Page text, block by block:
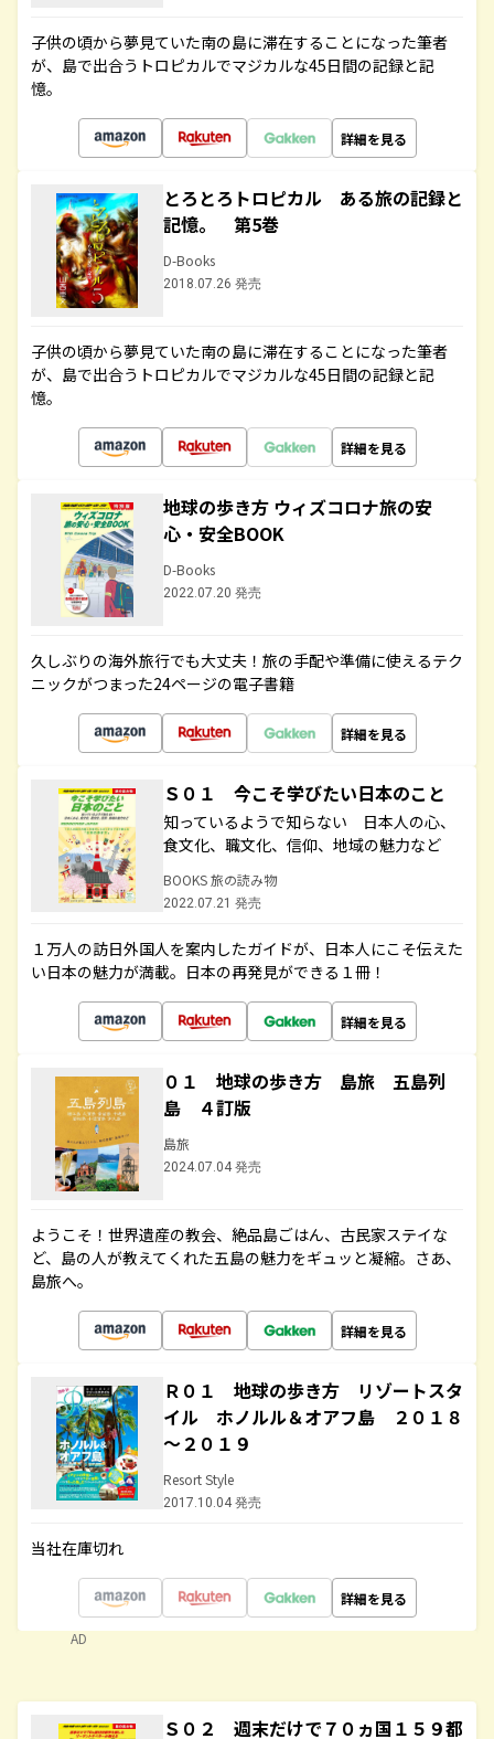
子供の頃から夢見ていた南の島に滞在することになった筆者
が、島で出合うトロピカルでマジカルな45日間の記録と記
憶。
詳細を見る
とろとろトロピカル ある旅の記録と
記憶。 第5巻
D-Books
2018.07.26 発売
子供の頃から夢見ていた南の島に滞在することになった筆者
が、島で出合うトロピカルでマジカルな45日間の記録と記
憶。
詳細を見る
地球の歩き方 ウィズコロナ旅の安
心・安全BOOK
D-Books
2022.07.20 発売
久しぶりの海外旅行でも大丈夫！旅の手配や準備に使えるテク
ニックがつまった24ページの電子書籍
詳細を見る
Ｓ０１ 今こそ学びたい日本のこと
知っているようで知らない 日本人の心、
食文化、職文化、信仰、地域の魅力など
BOOKS 旅の読み物
2022.07.21 発売
１万人の訪日外国人を案内したガイドが、日本人にこそ伝えた
い日本の魅力が満載。日本の再発見ができる１冊！
詳細を見る
０１ 地球の歩き方 島旅 五島列
島 ４訂版
島旅
2024.07.04 発売
ようこそ！世界遺産の教会、絶品島ごはん、古民家ステイな
ど、島の人が教えてくれた五島の魅力をギュッと凝縮。さあ、
島旅へ。
詳細を見る
Ｒ０１ 地球の歩き方 リゾートスタ
イル ホノルル＆オアフ島 ２０１８
～２０１９
Resort Style
2017.10.04 発売
当社在庫切れ
詳細を見る
AD
Ｓ０２ 週末だけで７０ヵ国１５９都